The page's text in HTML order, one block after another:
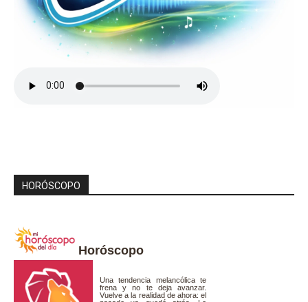
HORÓSCOPO
Horóscopo